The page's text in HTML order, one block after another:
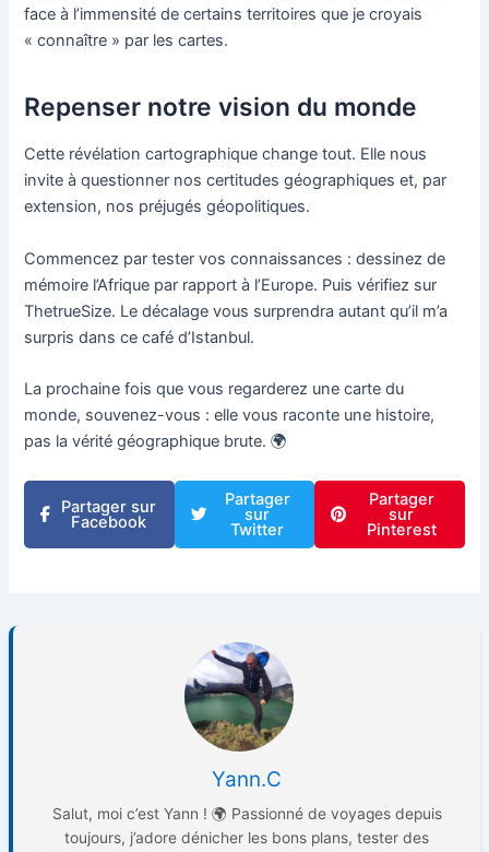
face à l’immensité de certains territoires que je croyais
« connaître » par les cartes.
Repenser notre vision du monde
Cette révélation cartographique change tout. Elle nous
invite à questionner nos certitudes géographiques et, par
extension, nos préjugés géopolitiques.
Commencez par tester vos connaissances : dessinez de
mémoire l’Afrique par rapport à l’Europe. Puis vérifiez sur
ThetrueSize. Le décalage vous surprendra autant qu’il m’a
surpris dans ce café d’Istanbul.
La prochaine fois que vous regarderez une carte du
monde, souvenez-vous : elle vous raconte une histoire,
pas la vérité géographique brute. 🌍
Partager sur
Facebook
Partager
sur
Twitter
Partager
sur
Pinterest
Yann.C
Salut, moi c’est Yann ! 🌍 Passionné de voyages depuis
toujours, j’adore dénicher les bons plans, tester des